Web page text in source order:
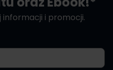
informacji i promocji.